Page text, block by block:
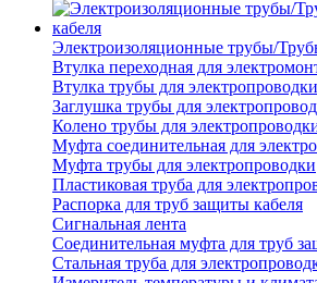
Электроизоляционные трубы/
Втулка переходная для
Втулка трубы для электропроводки
Заглушка трубы для
Колено трубы для
Муфта соединительная для
Муфта трубы для электропроводки
Пластиковая труба для
Распорка для труб защиты кабеля
Сигнальная лента
Соединительная муфта для труб
Стальная труба для